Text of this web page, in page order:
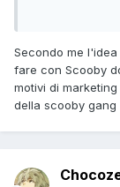
Secondo me
fare con Scooby
motivi di
della scooby gang